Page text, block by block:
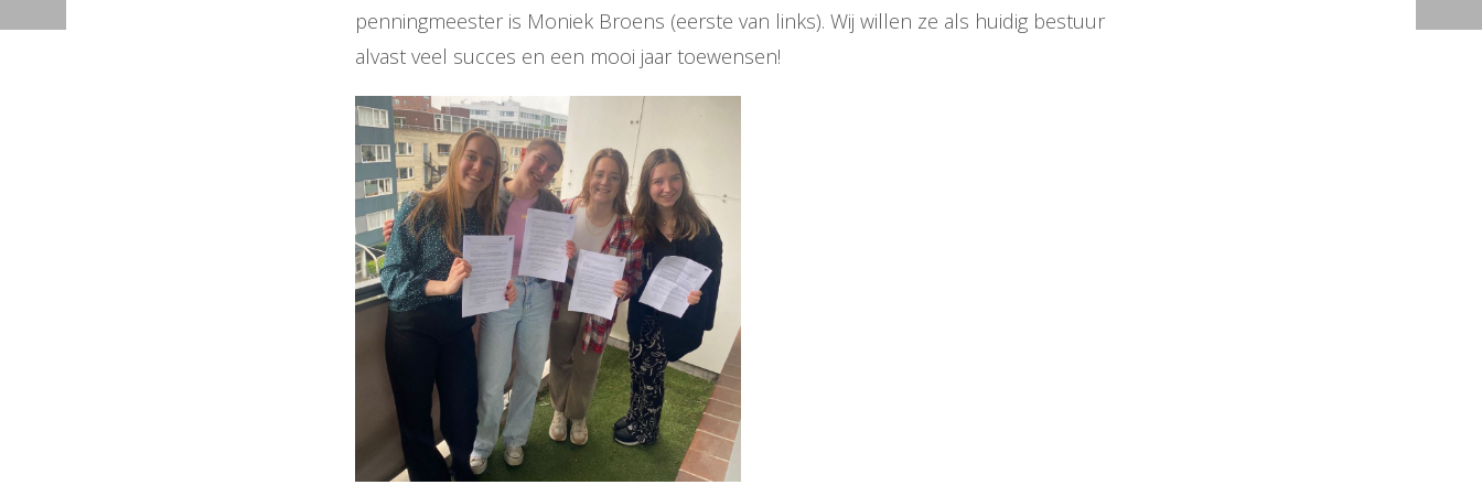
penningmeester is Moniek Broens (eerste van links). Wij willen ze als huidig bestuur
alvast veel succes en een mooi jaar toewensen!